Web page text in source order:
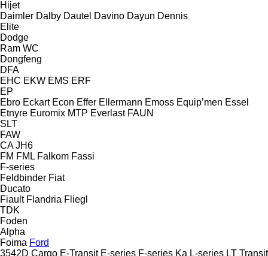
Hijet
Daimler Dalby Dautel Davino Dayun Dennis
Elite
Dodge
Ram WC
Dongfeng
DFA
EHC EKW EMS ERF
EP
Ebro Eckart Econ Effer Ellermann Emoss Equip’men Essel
Etnyre Euromix MTP Everlast FAUN
SLT
FAW
CA JH6
FM FML Falkom Fassi
F-series
Feldbinder Fiat
Ducato
Fiault Flandria Fliegl
TDK
Foden
Alpha
Foima Ford
3542D Cargo E-Transit E-series F-series Ka L-series LT Transit